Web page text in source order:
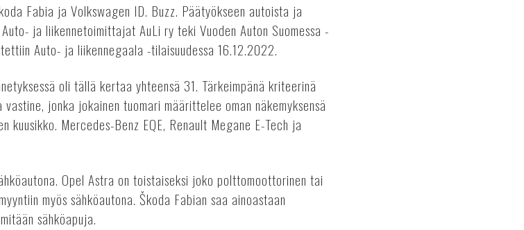
Fabia ja Volkswagen ID. Buzz. Päätyökseen autoista ja
ja liikennetoimittajat AuLi ry teki Vuoden Auton Suomessa -
Auto- ja liikennegaala -tilaisuudessa 16.12.2022.
oli tällä kertaa yhteensä 31. Tärkeimpänä kriteerinä
jonka jokainen tuomari määrittelee oman näkemyksensä
kuusikko. Mercedes-Benz EQE, Renault Megane E-Tech ja
Opel Astra on toistaiseksi joko polttomoottorinen tai
myös sähköautona. Škoda Fabian saa ainoastaan
sähköapuja.